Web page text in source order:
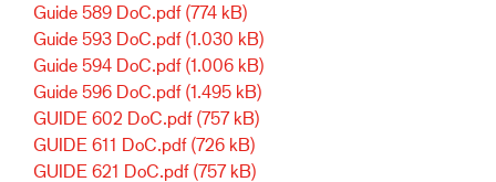
Guide 589 DoC.pdf (774 kB)
Guide 593 DoC.pdf (1.030 kB)
Guide 594 DoC.pdf (1.006 kB)
Guide 596 DoC.pdf (1.495 kB)
GUIDE 602 DoC.pdf (757 kB)
GUIDE 611 DoC.pdf (726 kB)
GUIDE 621 DoC.pdf (757 kB)